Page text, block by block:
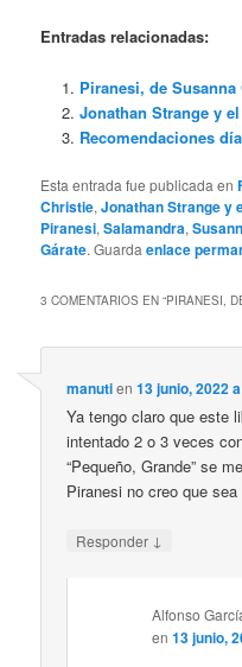
Entradas relacionadas:
Piranesi, de Susanna
Jonathan Strange y
Recomendaciones
Esta entrada fue publicada en
Christie,Jonathan Strange y
Piranesi,Salamandra,
Gárate. Guardaenlace
3 COMENTARIOS EN “PIRANESI,
manutien13 junio, 2022
Ya tengo claro que este
intentado 2 o 3 veces
“Pequeño, Grande” se
Piranesi no creo que
Responder ↓
Alfonso
en13 junio,